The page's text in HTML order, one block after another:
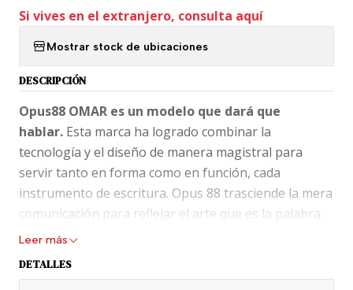
Si vives en el extranjero, consulta aquí
Mostrar stock de ubicaciones
DESCRIPCIÓN
Opus88 OMAR es un modelo que dará que
hablar. Esta marca ha logrado combinar la
tecnología y el diseño de manera magistral para
servir tanto en forma como en función, cada
instrumento de escritura. Opus 88 trasciende la mera
comunicación para reflejar el arte que es la palabra
escrita. Durante más de dos décadas, el fundador
minuciosamente cada estilográfica con estándares
Leer más
DETALLES